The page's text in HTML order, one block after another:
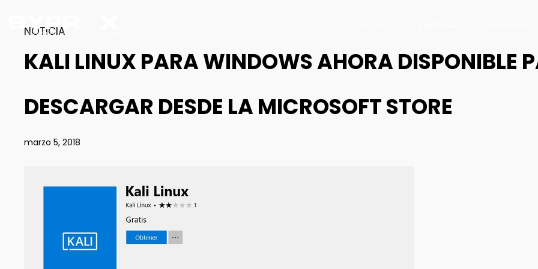
NOTICIA
KALI LINUX PARA WINDOWS AHORA DISPONIBLE
DESCARGAR DESDE LA MICROSOFT STORE
marzo 5, 2018